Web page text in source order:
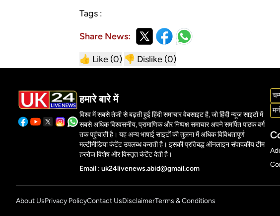
Tags :
Share News:
👍 Like (0) 👎 Dislike (0)
हमारे बारे में
विश्व में सबसे तेजी से बढ़ती हुई हिंदी समाचार वेबसाइट है, जो हिंदी न्यूज साइटों में
सबसे अधिक विश्वसनीय, प्रामाणिक और निष्पक्ष समाचार अपने समर्पित पाठक वर्ग
तक पहुंचाती है। यह अन्य भाषाई साइटों की तुलना में अधिक विविधतापूर्ण
मल्टीमीडिया कंटेंट उपलब्ध कराती है। इसकी प्रतिबद्ध ऑनलाइन संपादकीय टीम
हररोज विशेष और विस्तृत कंटेंट देती है।
Email : uk24livenews.abid@gmail.com
About UsPrivacy PolicyContact UsDisclaimerTerms & Conditions